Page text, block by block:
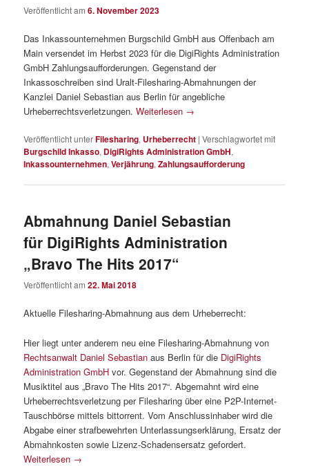
Veröffentlicht am6. November 2023
Das Inkassounternehmen Burgschild GmbH aus Offenbach am
Main versendet im Herbst 2023 für die DigiRights Administration
GmbH Zahlungsaufforderungen. Gegenstand der
Inkassoschreiben sind Uralt-Filesharing-Abmahnungen der
Kanzlei Daniel Sebastian aus Berlin für angebliche
Urheberrechtsverletzungen.Weiterlesen →
Veröffentlicht unterFilesharing, Urheberrecht |Verschlagwortet mit
Burgschild Inkasso, DigiRights Administration GmbH,
Inkassounternehmen,Verjährung,Zahlungsaufforderung
Abmahnung Daniel Sebastian
für DigiRights Administration
„Bravo The Hits 2017“
Veröffentlicht am22. Mai 2018
Aktuelle Filesharing-Abmahnung aus dem Urheberrecht:
Hier liegt unter anderem neu eine Filesharing-Abmahnung von
Rechtsanwalt Daniel Sebastian aus Berlin für die DigiRights
Administration GmbH vor. Gegenstand der Abmahnung sind die
Musiktitel aus „Bravo The Hits 2017“. Abgemahnt wird eine
Urheberrechtsverletzung per Filesharing über eine P2P-Internet-
Tauschbörse mittels bittorrent. Vom Anschlussinhaber wird die
Abgabe einer strafbewehrten Unterlassungserklärung, Ersatz der
Abmahnkosten sowie Lizenz-Schadensersatz gefordert.
Weiterlesen →